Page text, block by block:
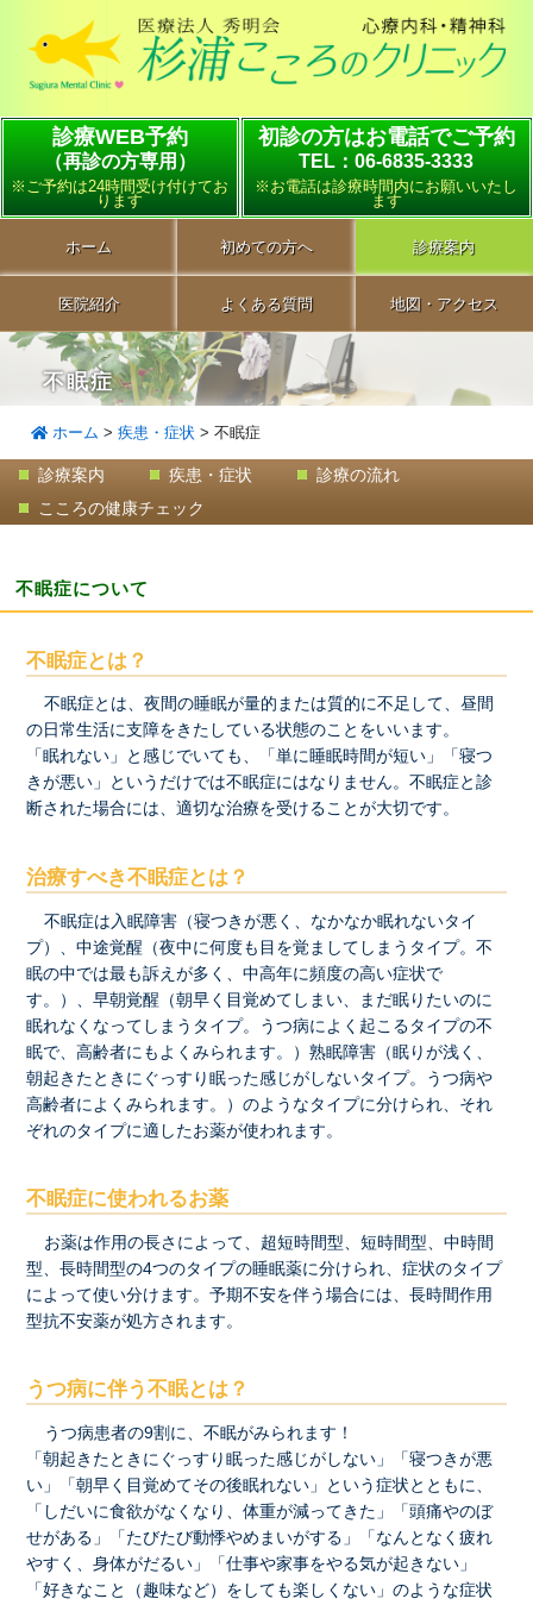
診療WEB予約
（再診の方専用）
※ご予約は24時間受け付けてお
ります
初診の方はお電話でご予約
TEL：06-6835-3333
※お電話は診療時間内にお願いいたし
ます
ホーム 初めての方へ 診療案内
医院紹介 よくある質問 地図・アクセス
不眠症
ホーム >疾患・症状 >不眠症
診療案内 疾患・症状
診療の流れ
こころの健康チェック
不眠症について
不眠症とは？
不眠症とは、夜間の睡眠が量的または質的に不足して、昼間
の日常生活に支障をきたしている状態のことをいいます。
「眠れない」と感じでいても、「単に睡眠時間が短い」「寝つ
きが悪い」というだけでは不眠症にはなりません。不眠症と診
断された場合には、適切な治療を受けることが大切です。
治療すべき不眠症とは？
不眠症は入眠障害（寝つきが悪く、なかなか眠れないタイ
プ）、中途覚醒（夜中に何度も目を覚ましてしまうタイプ。不
眠の中では最も訴えが多く、中高年に頻度の高い症状で
す。）、早朝覚醒（朝早く目覚めてしまい、まだ眠りたいのに
眠れなくなってしまうタイプ。うつ病によく起こるタイプの不
眠で、高齢者にもよくみられます。）熟眠障害（眠りが浅く、
朝起きたときにぐっすり眠った感じがしないタイプ。うつ病や
高齢者によくみられます。）のようなタイプに分けられ、それ
ぞれのタイプに適したお薬が使われます。
不眠症に使われるお薬
お薬は作用の長さによって、超短時間型、短時間型、中時間
型、長時間型の4つのタイプの睡眠薬に分けられ、症状のタイプ
によって使い分けます。予期不安を伴う場合には、長時間作用
型抗不安薬が処方されます。
うつ病に伴う不眠とは？
うつ病患者の9割に、不眠がみられます！
「朝起きたときにぐっすり眠った感じがしない」「寝つきが悪
い」「朝早く目覚めてその後眠れない」という症状とともに、
「しだいに食欲がなくなり、体重が減ってきた」「頭痛やのぼ
せがある」「たびたび動悸やめまいがする」「なんとなく疲れ
やすく、身体がだるい」「仕事や家事をやる気が起きない」
「好きなこと（趣味など）をしても楽しくない」のような症状